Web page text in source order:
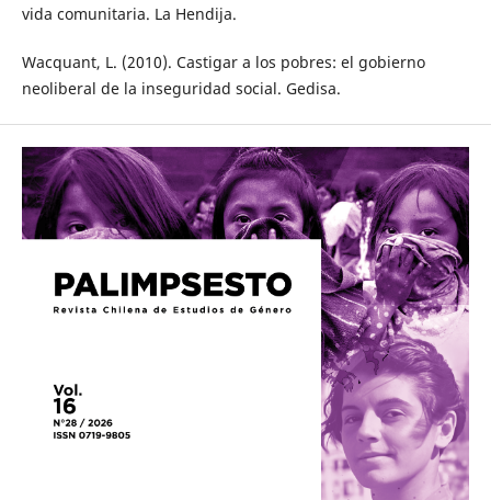
vida comunitaria. La Hendija.
Wacquant, L. (2010). Castigar a los pobres: el gobierno
neoliberal de la inseguridad social. Gedisa.